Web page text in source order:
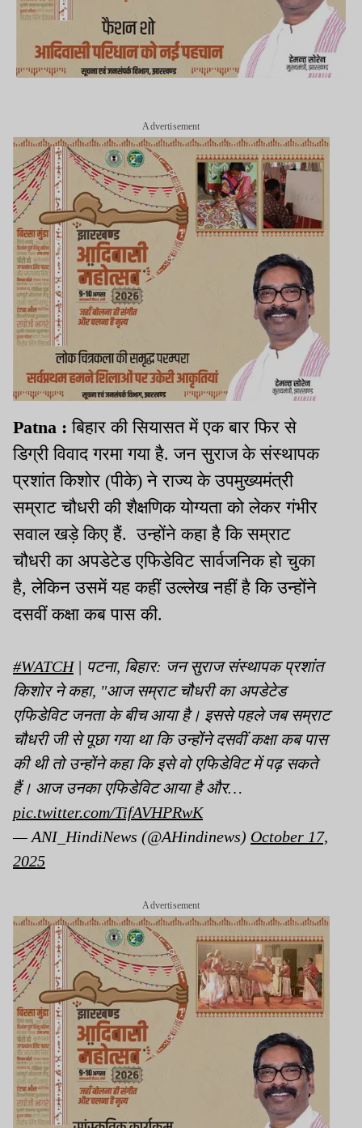
Advertisement
Patna :बिहार की सियासत में एक बार फिर से
डिग्री विवाद गरमा गया है. जन सुराज के संस्थापक
प्रशांत किशोर (पीके) ने राज्य के उपमुख्यमंत्री
सम्राट चौधरी की शैक्षणिक योग्यता को लेकर गंभीर
सवाल खड़े किए हैं. उन्होंने कहा है कि सम्राट
चौधरी का अपडेटेड एफिडेविट सार्वजनिक हो चुका
है, लेकिन उसमें यह कहीं उल्लेख नहीं है कि उन्होंने
दसवीं कक्षा कब पास की.
#WATCH| पटना, बिहार: जन सुराज संस्थापक प्रशांत
किशोर ने कहा, "आज सम्राट चौधरी का अपडेटेड
एफिडेविट जनता के बीच आया है। इससे पहले जब सम्राट
चौधरी जी से पूछा गया था कि उन्होंने दसवीं कक्षा कब पास
की थी तो उन्होंने कहा कि इसे वो एफिडेविट में पढ़ सकते
हैं। आज उनका एफिडेविट आया है और…
pic.twitter.com/TifAVHPRwK
— ANI_HindiNews (@AHindinews) October 17,
2025
Advertisement